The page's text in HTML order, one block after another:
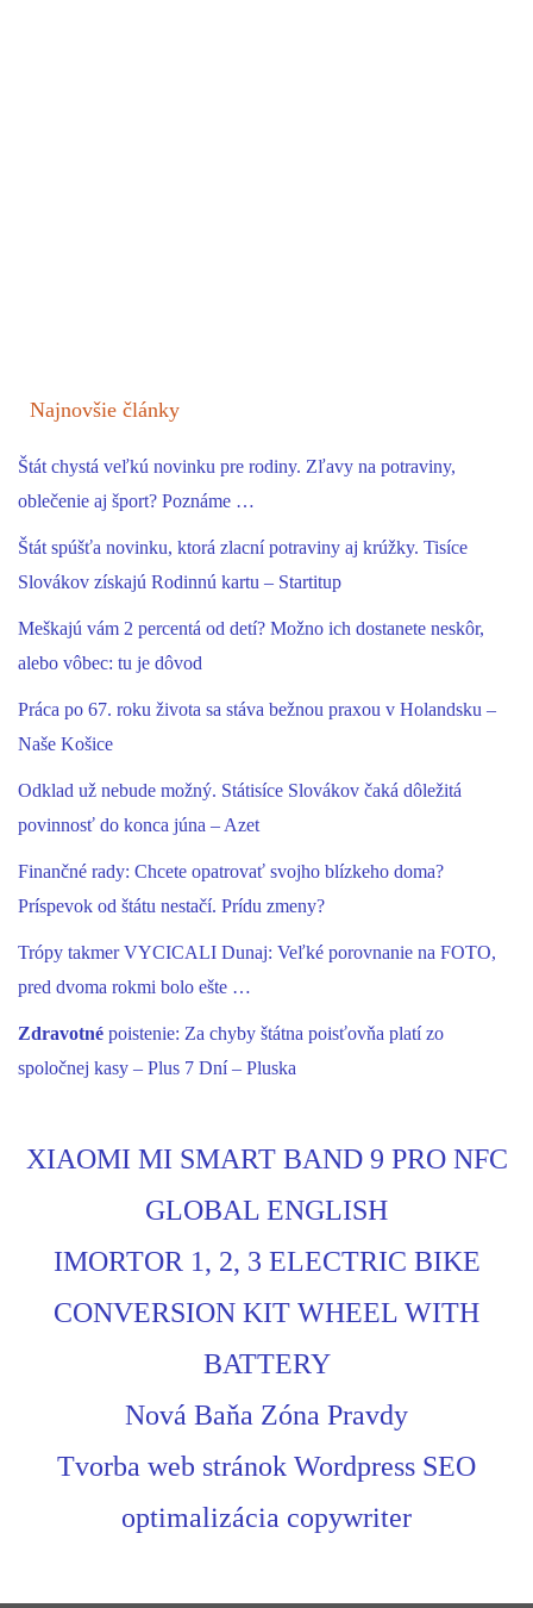
Najnovšie články
Štát chystá veľkú novinku pre rodiny. Zľavy na potraviny,
oblečenie aj šport? Poznáme …
Štát spúšťa novinku, ktorá zlacní potraviny aj krúžky. Tisíce
Slovákov získajú Rodinnú kartu – Startitup
Meškajú vám 2 percentá od detí? Možno ich dostanete neskôr,
alebo vôbec: tu je dôvod
Práca po 67. roku života sa stáva bežnou praxou v Holandsku –
Naše Košice
Odklad už nebude možný. Státisíce Slovákov čaká dôležitá
povinnosť do konca júna – Azet
Finančné rady: Chcete opatrovať svojho blízkeho doma?
Príspevok od štátu nestačí. Prídu zmeny?
Trópy takmer VYCICALI Dunaj: Veľké porovnanie na FOTO,
pred dvoma rokmi bolo ešte …
Zdravotné poistenie: Za chyby štátna poisťovňa platí zo
spoločnej kasy – Plus 7 Dní – Pluska
XIAOMI MI SMART BAND 9 PRO NFC
GLOBAL ENGLISH
IMORTOR 1, 2, 3 ELECTRIC BIKE
CONVERSION KIT WHEEL WITH
BATTERY
Nová Baňa Zóna Pravdy
Tvorba web stránok Wordpress SEO
optimalizácia copywriter